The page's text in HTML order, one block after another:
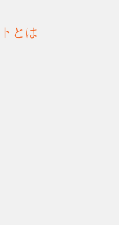
とは